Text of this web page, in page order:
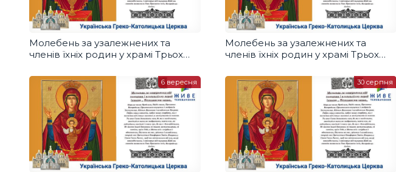
Молебень за узалежнених та
членів їхніх родин у храмі Трьох
04.10.2020
Молебень за узалежнених та
членів їхніх родин у храмі Трьох
6 вересня 30 серпня